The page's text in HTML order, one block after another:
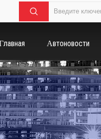
Главная Автоновости